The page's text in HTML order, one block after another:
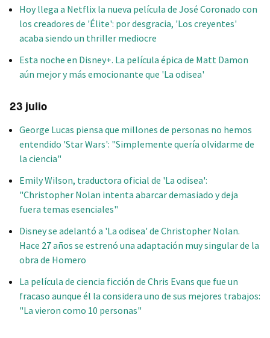
Hoy llega a Netflix la nueva película de José Coronado con
los creadores de 'Élite': por desgracia, 'Los creyentes'
acaba siendo un thriller mediocre
Esta noche en Disney+. La película épica de Matt Damon
aún mejor y más emocionante que 'La odisea'
23 julio
George Lucas piensa que millones de personas no hemos
entendido 'Star Wars': "Simplemente quería olvidarme de
la ciencia"
Emily Wilson, traductora oficial de 'La odisea':
"Christopher Nolan intenta abarcar demasiado y deja
fuera temas esenciales"
Disney se adelantó a 'La odisea' de Christopher Nolan.
Hace 27 años se estrenó una adaptación muy singular de la
obra de Homero
La película de ciencia ficción de Chris Evans que fue un
fracaso aunque él la considera uno de sus mejores trabajos:
"La vieron como 10 personas"